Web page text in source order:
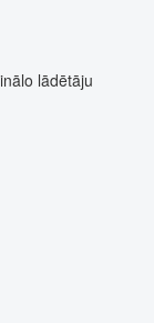
lādētāju